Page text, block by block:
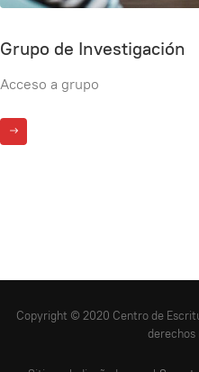
Grupo de Investigación
Acceso a grupo
Copyright © 2020 Centro de
derechos